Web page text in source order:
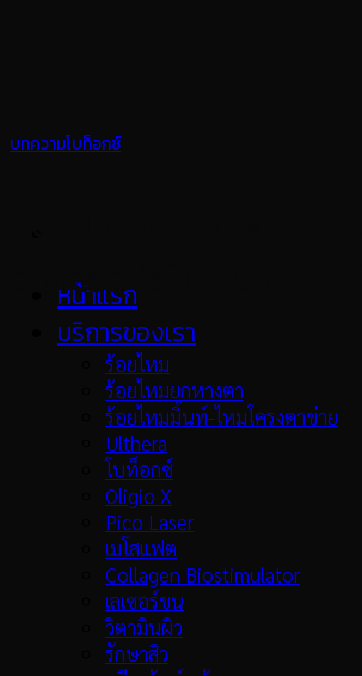
หน้าแรก
บริการของเรา
ร้อยไหม
ร้อยไหมยกหางตา
ร้อยไหมมิ้นท์-ไหมโครงตาข่าย
Ulthera
โบท็อกซ์
Oligio X
Pico Laser
เมโสแฟต
Collagen Biostimulator
เลเซอร์ขน
วิตามินผิว
รักษาสิว
บทความโบท็อกซ์
อาการอะไรไหม ราคาเท่าไร